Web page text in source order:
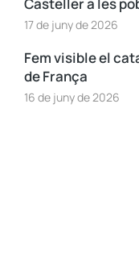
17 de juny de 2026
Fem visible el
de França
16 de juny de 2026